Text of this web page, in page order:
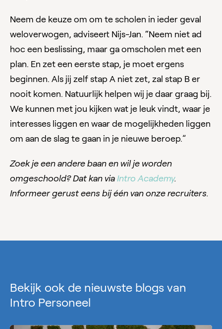
Neem de keuze om om te scholen in ieder geval
weloverwogen, adviseert Nijs-Jan. “Neem niet ad
hoc een beslissing, maar ga omscholen met een
plan. En zet een eerste stap, je moet ergens
beginnen. Als jij zelf stap A niet zet, zal stap B er
nooit komen. Natuurlijk helpen wij je daar graag bij.
We kunnen met jou kijken wat je leuk vindt, waar je
interesses liggen en waar de mogelijkheden liggen
om aan de slag te gaan in je nieuwe beroep.”
Zoek je een andere baan en wil je worden
omgeschoold? Dat kan via Intro Academy.
Informeer gerust eens bij één van onze recruiters.
Bekijk ook de nieuwste blogs van
Intro Personeel